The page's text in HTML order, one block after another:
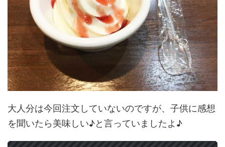
大人分は今回注文していないのですが、子供に感想
を聞いたら美味しい♪と言っていましたよ♪